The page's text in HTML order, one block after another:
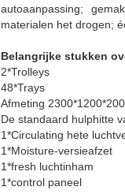
autoaanpassing;
materialen het drogen;
Belangrijke stukken
2*Trolleys
48*Trays
Afmeting
De standaard hulphitte
1*Circulating hete
1*Moisture-versieafzet
1*fresh luchtinham
1*control paneel